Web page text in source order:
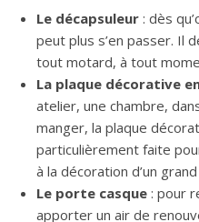
Le décapsuleur : dès
peut plus s’en passer. Il
tout motard, à tout
La plaque décorative
atelier, une chambre,
manger, la plaque
particulièrement faite
à la décoration d’un
Le porte casque : pour
apporter un air de